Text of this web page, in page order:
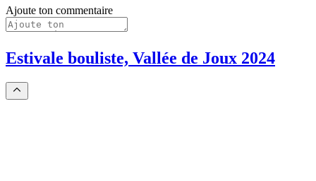
Ajoute ton commentaire
Estivale bouliste, Vallée de Joux 2024